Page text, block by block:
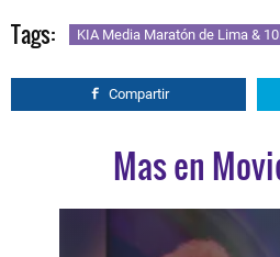
Tags: KIA Media Maratón de Lima &
Compartir
Mas en